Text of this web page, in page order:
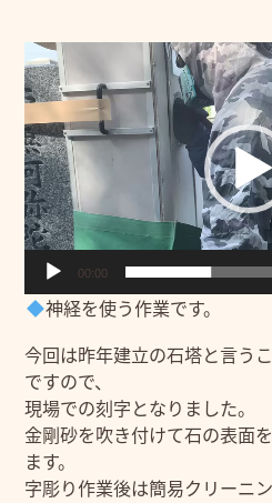
動
画
プ
レ
ー
ヤ
ー
00:00
神経を使う作業です。
今回は昨年建立の石塔と言う
ですので、
現場での刻字となりました。
金剛砂を吹き付けて石の表面
ます。
字彫り作業後は簡易クリーニ